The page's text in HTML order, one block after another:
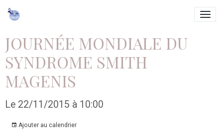
JOURNÉE MONDIALE DU
SYNDROME SMITH
MAGENIS
Le 22/11/2015 à 10:00
Ajouter au calendrier